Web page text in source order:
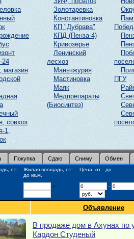
24
магазин
совхоз
1,
Золотаревка
Константиновка
КП "Дубрава"
КПД (Пенза-4)
Кривозерье
Ленинский
лесхоз
Маньчжурия
Мастиновка
Маяк
Медпрепараты
(Биосинтез)
ПГУ
Покупка Сдаю Сниму Обмен
от-
Жилая площадь, от-
до кв.м.
Цена, от - до
- -
Объявление
В продаже дом в Ахунах по
Кардон Студеный